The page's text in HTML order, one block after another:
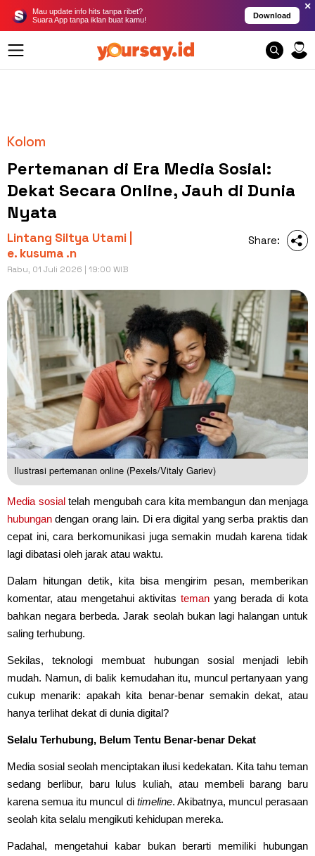
Mau update info hits tanpa ribet?
Suara App tanpa iklan buat kamu!
Download
×
Kolom
Pertemanan di Era Media Sosial:
Dekat Secara Online, Jauh di Dunia
Nyata
Lintang Siltya Utami |
e. kusuma .n
Rabu, 01 Juli 2026 | 19:00 WIB
Share:
Ilustrasi pertemanan online (Pexels/Vitaly Gariev)
Media sosialtelah mengubah cara kita membangun dan menjaga
hubungan dengan orang lain. Di era digital yang serba praktis dan
cepat ini, cara berkomunikasi juga semakin mudah karena tidak
lagi dibatasi oleh jarak atau waktu.
Dalam hitungan detik, kita bisa mengirim pesan, memberikan
komentar, atau mengetahui aktivitas teman yang berada di kota
bahkan negara berbeda. Jarak seolah bukan lagi halangan untuk
saling terhubung.
Sekilas, teknologi membuat hubungan sosial menjadi lebih
mudah. Namun, di balik kemudahan itu, muncul pertanyaan yang
cukup menarik: apakah kita benar-benar semakin dekat, atau
hanya terlihat dekat di dunia digital?
Selalu Terhubung, Belum Tentu Benar-benar Dekat
Media sosial seolah menciptakan ilusi kedekatan. Kita tahu teman
sedang berlibur, baru lulus kuliah, atau membeli barang baru
karena semua itu muncul di timeline. Akibatnya, muncul perasaan
seolah kita selalu mengikuti kehidupan mereka.
Padahal, mengetahui kabar bukan berarti memiliki hubungan